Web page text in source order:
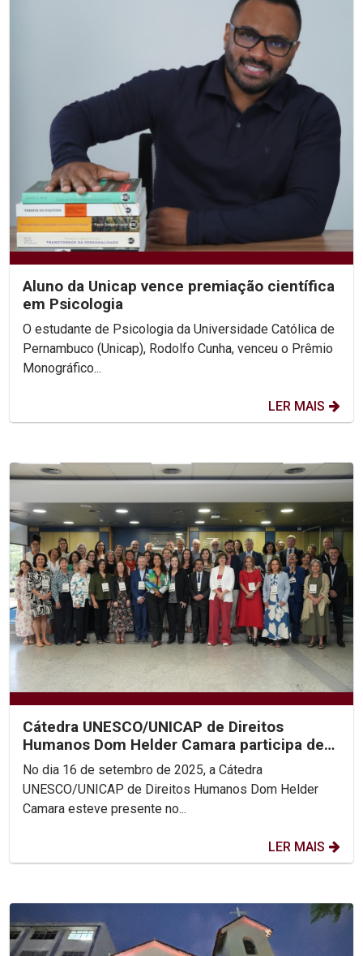
Aluno da Unicap vence premiação científica
em Psicologia
O estudante de Psicologia da Universidade Católica de
Pernambuco (Unicap), Rodolfo Cunha, venceu o Prêmio
Monográfico...
LER MAIS
Cátedra UNESCO/UNICAP de Direitos
Humanos Dom Helder Camara participa de
Encontro Nacional das...
No dia 16 de setembro de 2025, a Cátedra
UNESCO/UNICAP de Direitos Humanos Dom Helder
Camara esteve presente no...
LER MAIS